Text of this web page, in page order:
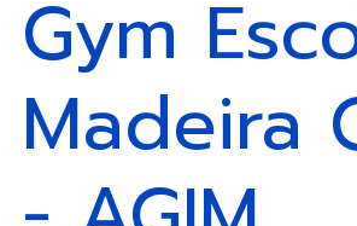
de
Gym
Madeira